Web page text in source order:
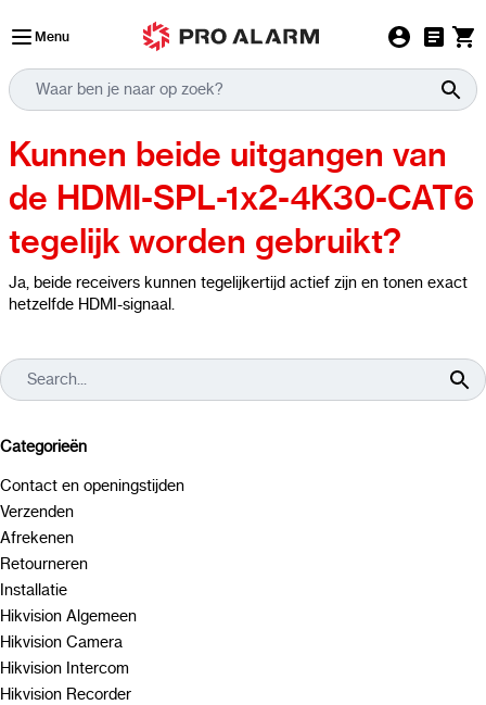
Menu
Kunnen beide uitgangen van
de HDMI-SPL-1x2-4K30-CAT6
tegelijk worden gebruikt?
Ja, beide receivers kunnen tegelijkertijd actief zijn en tonen exact
hetzelfde HDMI-signaal.
Categorieën
Contact en openingstijden
Verzenden
Afrekenen
Retourneren
Installatie
Hikvision Algemeen
Hikvision Camera
Hikvision Intercom
Hikvision Recorder